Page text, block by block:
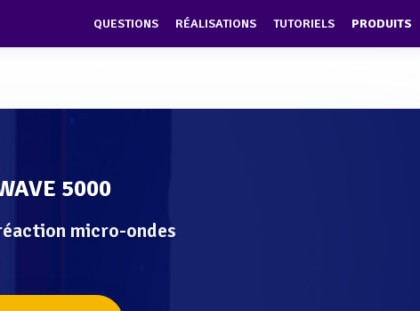
QUESTIONS RÉALISATIONS TUTORIELS PRODUITS
5000
micro-ondes